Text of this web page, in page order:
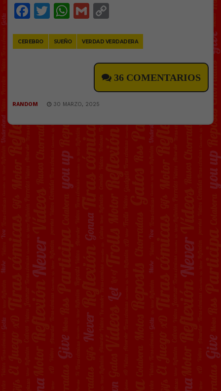
Facebook
Twitter
WhatsApp
Gmail
CEREBRO SUEÑO VERDAD VERDADERA
36 COMENTARIOS
RANDOM 30 MARZO, 2025